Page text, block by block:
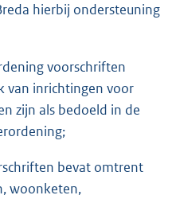
hierbij ondersteuning
voorschriften
van inrichtingen voor
zijn als bedoeld in de
bevat omtrent
woonketen,